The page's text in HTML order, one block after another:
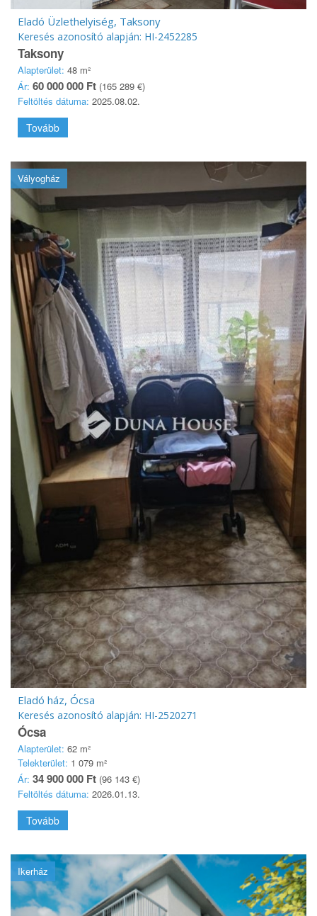
Eladó Üzlethelyiség, Taksony
Keresés azonosító alapján: HI-2452285
Taksony
Alapterület: 48 m²
Ár: 60 000 000 Ft (165 289 €)
Feltöltés dátuma: 2025.08.02.
Tovább
Vályogház
Eladó ház, Ócsa
Keresés azonosító alapján: HI-2520271
Ócsa
Alapterület: 62 m²
Telekterület: 1 079 m²
Ár: 34 900 000 Ft (96 143 €)
Feltöltés dátuma: 2026.01.13.
Tovább
Ikerház